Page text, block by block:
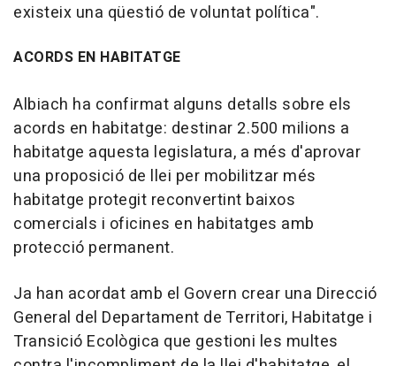
existeix una qüestió de voluntat política".
ACORDS EN HABITATGE
Albiach ha confirmat alguns detalls sobre els
acords en habitatge: destinar 2.500 milions a
habitatge aquesta legislatura, a més d'aprovar
una proposició de llei per mobilitzar més
habitatge protegit reconvertint baixos
comercials i oficines en habitatges amb
protecció permanent.
Ja han acordat amb el Govern crear una Direcció
General del Departament de Territori, Habitatge i
Transició Ecològica que gestioni les multes